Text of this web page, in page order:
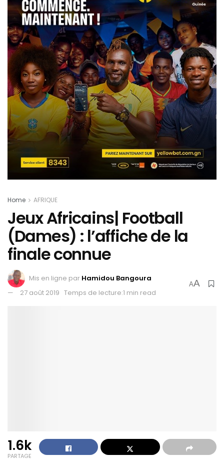
Home AFRIQUE
Jeux Africains| Football
(Dames) : l’affiche de la
finale connue
Mis en ligne par Hamidou Bangoura
27 août 2019 Temps de lecture:1 min read
AA
1.6k
PARTAGE